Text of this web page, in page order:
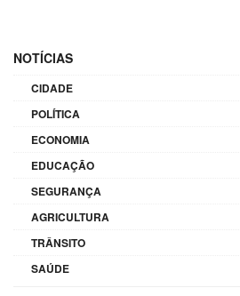
NOTÍCIAS
CIDADE
POLÍTICA
ECONOMIA
EDUCAÇÃO
SEGURANÇA
AGRICULTURA
TRÂNSITO
SAÚDE